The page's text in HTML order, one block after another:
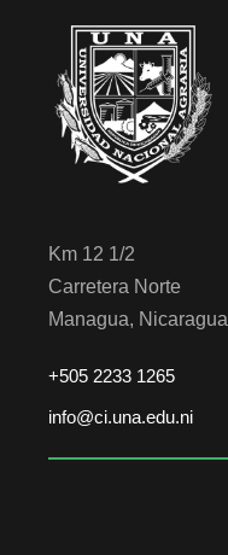
Km 12 1/2
Carretera Norte
Managua, Nicaragua
+505 2233 1265
info@ci.una.edu.ni